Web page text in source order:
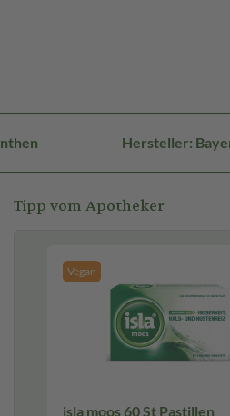
Hersteller:
Tipp vom Apotheker
Vegan
isla moos 60 St Pastillen